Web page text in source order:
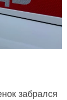
забрался